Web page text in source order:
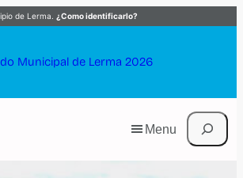
de Lerma. ¿Como identificarlo?
Municipal de Lerma 2026
Menu
Buscar